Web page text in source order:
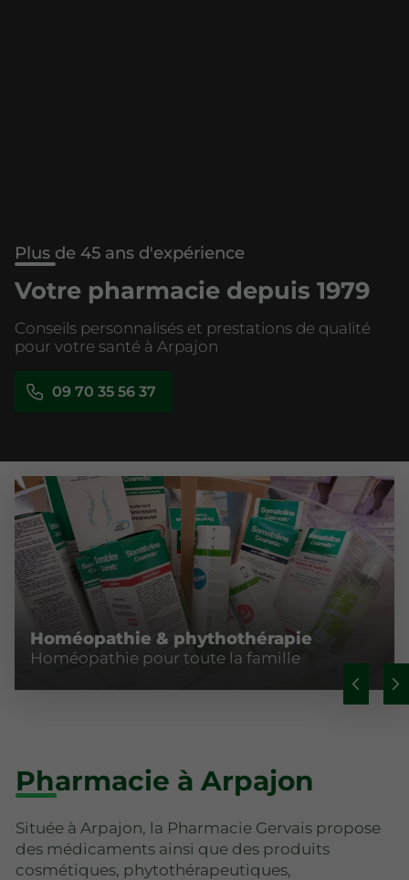
Plus de 45 ans d'expérience
Votre pharmacie depuis 1979
Conseils personnalisés et prestations de qualité
pour votre santé à Arpajon
09 70 35 56 37
Homéopathie & phythothérapie
Homéopathie pour toute la famille
Pharmacie à Arpajon
Située à Arpajon, la Pharmacie Gervais propose
des médicaments ainsi que des produits
cosmétiques, phytothérapeutiques,